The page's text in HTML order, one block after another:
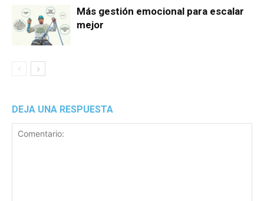
Más gestión emocional para escalar
mejor
DEJA UNA RESPUESTA